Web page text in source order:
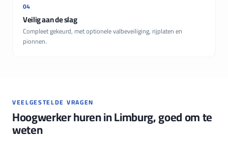
04
Veilig aan de slag
Compleet gekeurd, met optionele valbeveiliging, rijplaten en
pionnen.
VEELGESTELDE VRAGEN
Hoogwerker huren in Limburg, goed om te
weten